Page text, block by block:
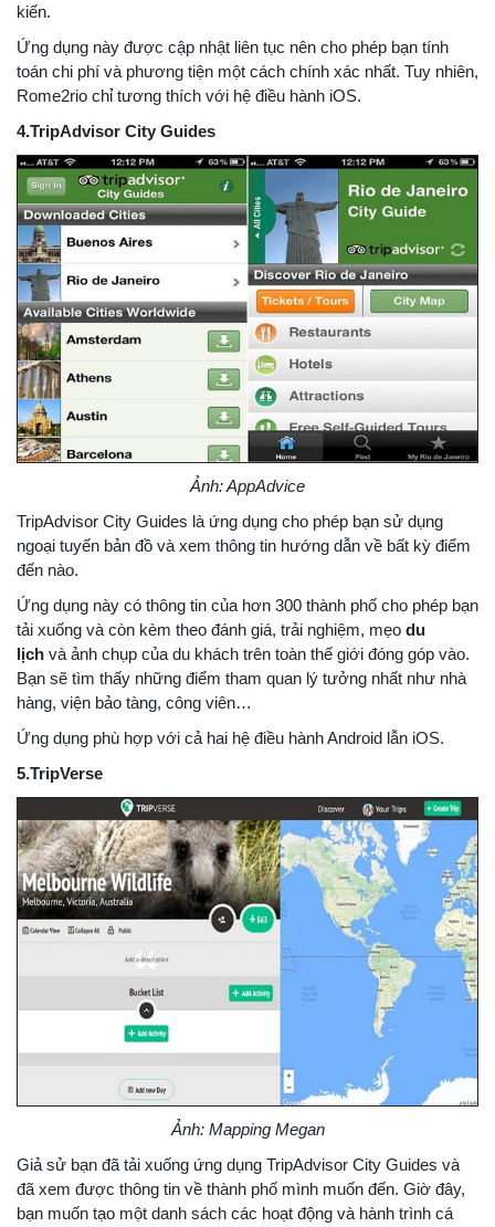
kiến.
Ứng dụng này được cập nhật liên tục nên cho phép bạn tính
toán chi phí và phương tiện một cách chính xác nhất. Tuy nhiên,
Rome2rio chỉ tương thích với hệ điều hành iOS.
4.TripAdvisor City Guides
Ảnh: AppAdvice
TripAdvisor City Guides là ứng dụng cho phép bạn sử dụng
ngoại tuyến bản đồ và xem thông tin hướng dẫn về bất kỳ điểm
đến nào.
Ứng dụng này có thông tin của hơn 300 thành phố cho phép bạn
tải xuống và còn kèm theo đánh giá, trải nghiệm, mẹo du
lịch và ảnh chụp của du khách trên toàn thế giới đóng góp vào.
Bạn sẽ tìm thấy những điểm tham quan lý tưởng nhất như nhà
hàng, viện bảo tàng, công viên…
Ứng dụng phù hợp với cả hai hệ điều hành Android lẫn iOS.
5.TripVerse
Ảnh: Mapping Megan
Giả sử bạn đã tải xuống ứng dụng TripAdvisor City Guides và
đã xem được thông tin về thành phố mình muốn đến. Giờ đây,
bạn muốn tạo một danh sách các hoạt động và hành trình cá